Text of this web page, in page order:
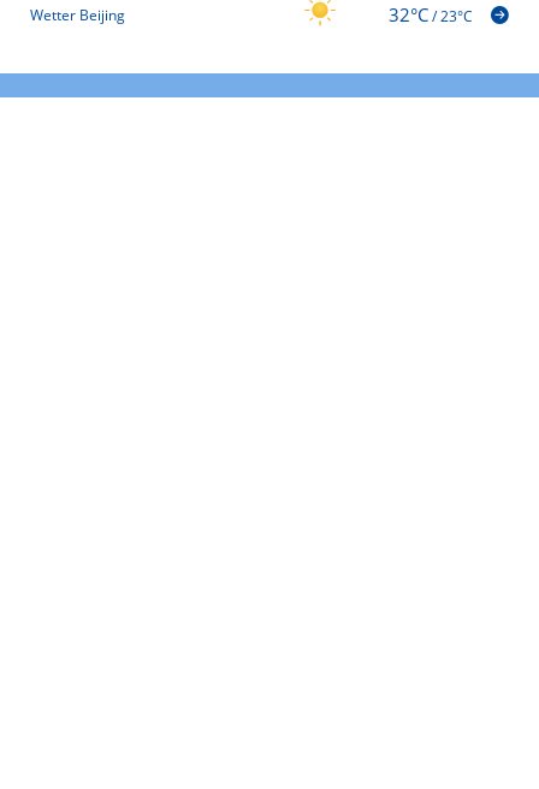
Wetter Beijing 32°C/23°C